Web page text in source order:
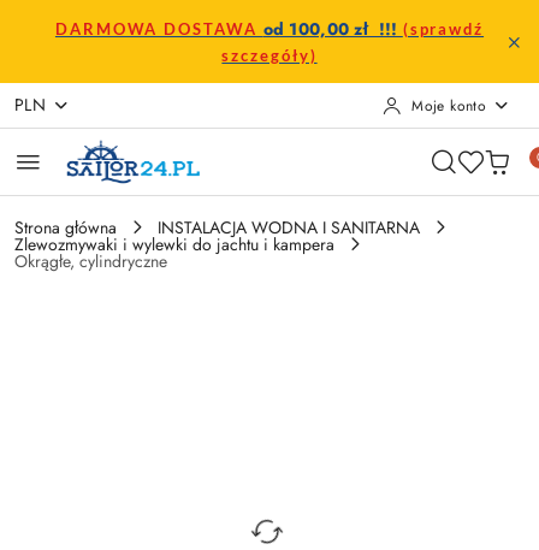
Przejdź do treści głównej
Przejdź do wyszukiwarki
Przejdź do moje konto
Przejdź do menu głównego
Przejdź do opisu produktu
Przejdź do stopki
DARMOWA DOSTAWA od 100,00 zł !!! (sprawdź
szczegóły)
PLN Moje konto
Strona główna INSTALACJA WODNA I SANITARNA
Zlewozmywaki i wylewki do jachtu i kampera
Okrągłe, cylindryczne